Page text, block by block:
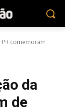
comemoram
da
de